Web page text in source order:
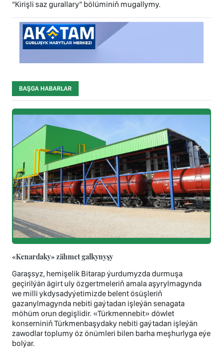
“Kirişli saz gurallary” bölüminiň mugallymy.
BAŞGA HABARLAR
«Kenardaky» zähmet galkynyşy
Garaşsyz, hemişelik Bitarap ýurdumyzda durmuşa
geçirilýän ägirt uly özgertmeleriň amala aşyrylmagynda
we milli ykdysadyýetimizde belent ösüşleriň
gazanylmagynda nebiti gaýtadan işleýän senagata
möhüm orun degişlidir. «Türkmennebit» döwlet
konserniniň Türkmenbaşydaky nebiti gaýtadan işleýän
zawodlar toplumy öz önümleri bilen barha meşhurlyga eýe
bolýar.